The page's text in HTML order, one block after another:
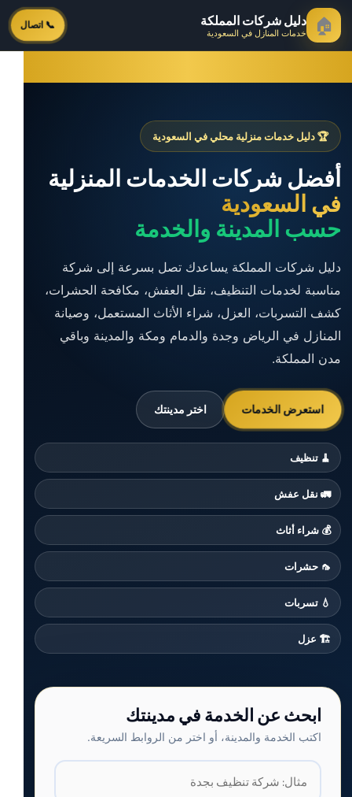
🏠 دليل شركات المملكة
خدمات المنازل في السعودية 📞 اتصال
🏆 دليل خدمات منزلية محلي في السعودية
أفضل شركات الخدمات المنزلية
في السعودية
حسب المدينة والخدمة
دليل شركات المملكة يساعدك تصل بسرعة إلى شركة
مناسبة لخدمات التنظيف، نقل العفش، مكافحة الحشرات،
كشف التسربات، العزل، شراء الأثاث المستعمل، وصيانة
المنازل في الرياض وجدة والدمام ومكة والمدينة وباقي
مدن المملكة.
استعرض الخدمات اختر مدينتك
🧹 تنظيف
🚛 نقل عفش
💰 شراء أثاث
🦟 حشرات
💧 تسربات
🏗️ عزل
ابحث عن الخدمة في مدينتك
اكتب الخدمة والمدينة، أو اختر من الروابط السريعة.